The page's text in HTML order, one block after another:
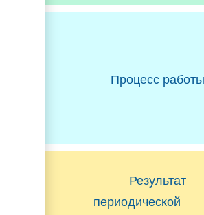
Процесс работы
Результат
периодической